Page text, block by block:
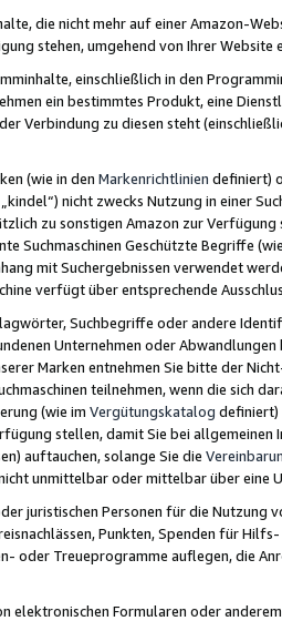
die nicht mehr auf einer Amazon-
stehen, umgehend von Ihrer
einschließlich in den
ein bestimmtes Produkt, eine
Verbindung zu diesen steht
(wie in den Markenrichtlinien definiert)
„kindel“) nicht zwecks Nutzung in einer
zu sonstigen Amazon zur
Suchmaschinen Geschützte Begriffe
mit Suchergebnissen verwendet
verfügt über entsprechende
Suchbegriffe oder andere
Unternehmen oder
Marken entnehmen Sie bitte der
teilnehmen, wenn die sich
(wie im Vergütungskatalog definiert)
stellen, damit Sie bei
auftauchen, solange Sie die
unmittelbar oder mittelbar über eine
juristischen Personen für die Nutzung
Punkten, Spenden für
oder Treueprogramme auflegen, die
elektronischen Formularen oder